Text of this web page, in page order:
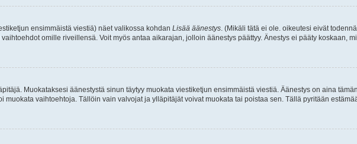
ensimmäistä viestiä) näet valikossa kohdan Lisää äänestys . (Mikäli tätä ei ole. oikeutesi eivät
omille riveillensä. Voit myös antaa aikarajan, jolloin äänestys päättyy. Änestys ei pääty koskaan,
Muokataksesi äänestystä sinun täytyy muokata viestiketjun ensimmäistä viestiä. Äänestys on aina
muokata vaihtoehtoja. Tällöin vain valvojat ja ylläpitäjät voivat muokata tai poistaa sen. Tällä pyritään